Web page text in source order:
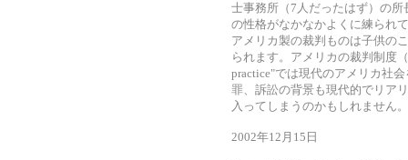
士事務所（7人だったはず）の
の性格がなかなかよくに練られ
アメリカ製の裁判ものは子供の
られます。アメリカの裁判制度
practice"では現代のアメリカ社
罪、訴訟の背景も現代的でリア
入ってしまうのかもしれません。
2002年12月15日